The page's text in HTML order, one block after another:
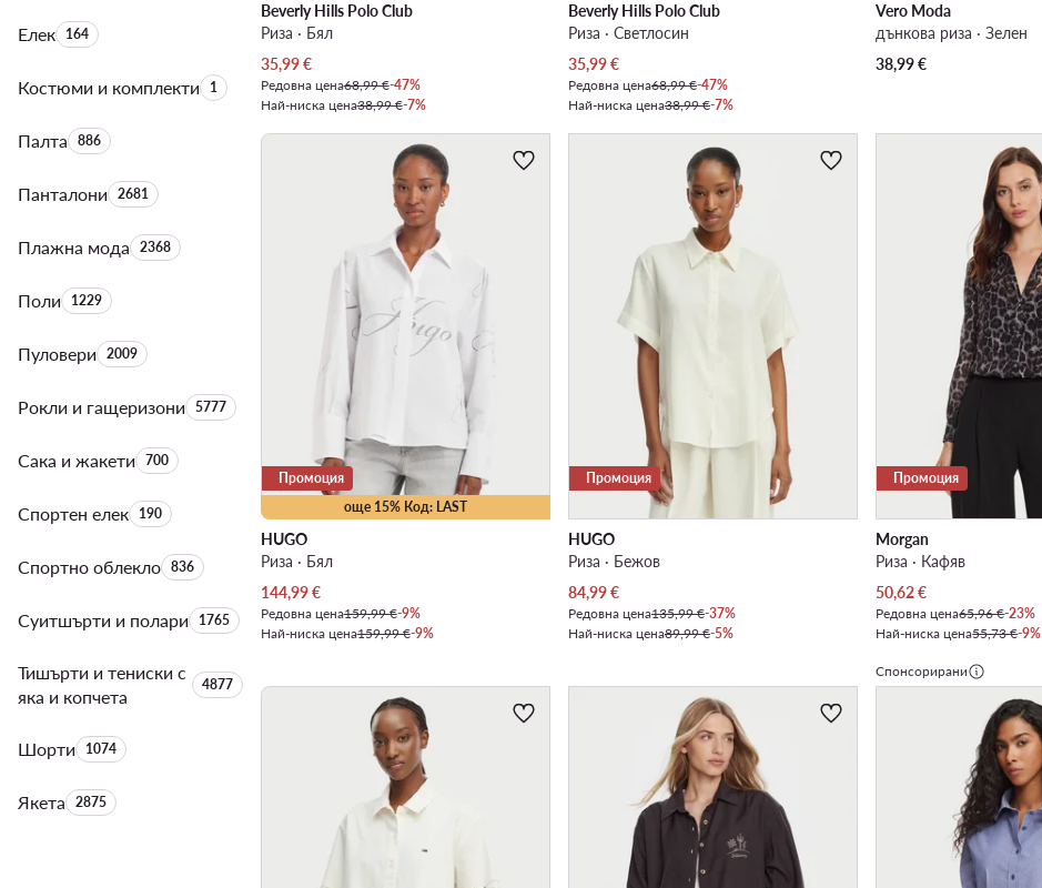
ЕлекБрой на продуктите:
164
Костюми и комплектиБрой на продуктите:
1
ПалтаБрой на продуктите:
886
ПанталониБрой на продуктите:
2681
Плажна модаБрой на продуктите:
2368
ПолиБрой на продуктите:
1229
ПуловериБрой на продуктите:
2009
Рокли и гащеризониБрой на продуктите:
5777
Сака и жакетиБрой на продуктите:
700
Спортен елекБрой на продуктите:
190
Спортно облеклоБрой на продуктите:
836
Суитшърти и полариБрой на продуктите:
1765
Тишърти и тениски с
яка и копчета
Брой на продуктите:
4877
ШортиБрой на продуктите:
1074
ЯкетаБрой на продуктите:
2875
Beverly Hills Polo Club
Риза · Бял
Актуална цена
35,99€
Редовна цена68,99 €-47%
Най-ниска цена38,99 €-7%
Beverly Hills Polo Club
Риза · Светлосин
Актуална цена
35,99€
Редовна цена68,99 €-47%
Най-ниска цена38,99 €-7%
Vero Moda
дънкова риза · Зелен
38,99€
още 15% Код: LAST
Промоция
HUGO
Риза · Бял
Актуална цена
144,99€
Редовна цена159,99 €-9%
Най-ниска цена159,99 €-9%
Промоция
HUGO
Риза · Бежов
Актуална цена
84,99€
Редовна цена135,99 €-37%
Най-ниска цена89,99 €-5%
Промоция
Morgan
Риза · Кафяв
Актуална цена
50,62€
Редовна цена65,96 €-23%
Най-ниска цена55,73 €-9%
Спонсорирани